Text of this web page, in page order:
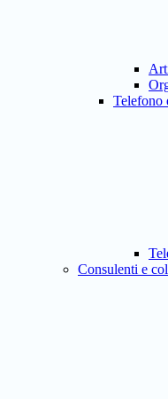
Telefono
Consulenti e